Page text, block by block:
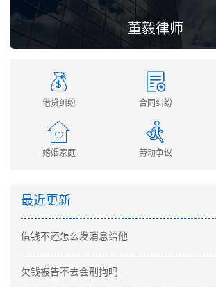
董毅律师
借贷纠纷 合同纠纷
婚姻家庭 劳动争议
最近更新
借钱不还怎么发消息给他
欠钱被告不去会刑拘吗